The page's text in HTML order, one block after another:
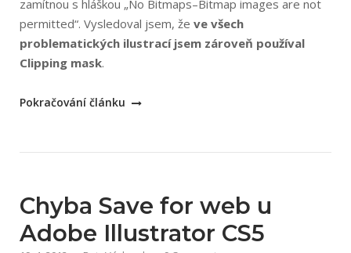
zamítnou s hláškou „No Bitmaps–Bitmap images are not
permitted“. Vysledoval jsem, že ve všech
problematických ilustrací jsem zároveň používal
Clipping mask.
„Problém
10
použití
Pokračování článku
Chyba Save for web u
Adobe Illustrator CS5